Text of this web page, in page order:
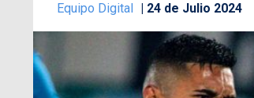
Equipo Digital 24 de Julio 2024